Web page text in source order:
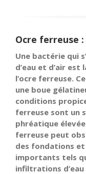
Ocre ferreuse :
Une bactérie qui
d’eau et d’air
l’ocre ferreuse.
une boue
conditions
ferreuse sont un
phréatique
ferreuse peut
des fondations et
importants tels
infiltrations d’eau